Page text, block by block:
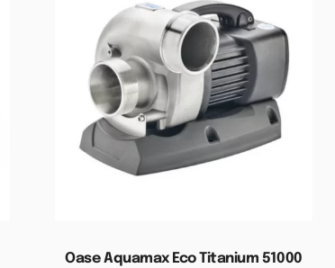
Oase Aquamax Eco Titanium 51000